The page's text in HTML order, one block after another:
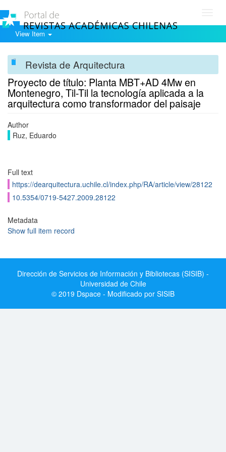
View Item
Revista de Arquitectura
Proyecto de título: Planta MBT+AD 4Mw en
Montenegro, Til-Til la tecnología aplicada a la
arquitectura como transformador del paisaje
Author
Ruz, Eduardo
Full text
https://dearquitectura.uchile.cl/index.php/RA/article/view/28122
10.5354/0719-5427.2009.28122
Metadata
Show full item record
Dirección de Servicios de Información y Bibliotecas (SISIB) -
Universidad de Chile
© 2019 Dspace - Modificado por SISIB